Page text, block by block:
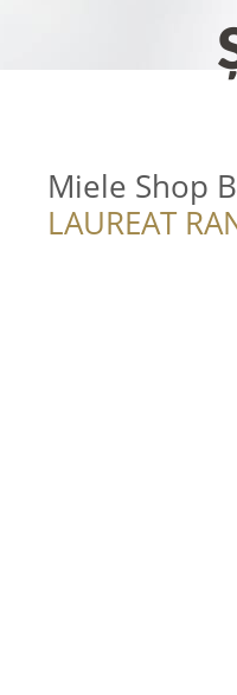
Miele Shop
LAUREAT